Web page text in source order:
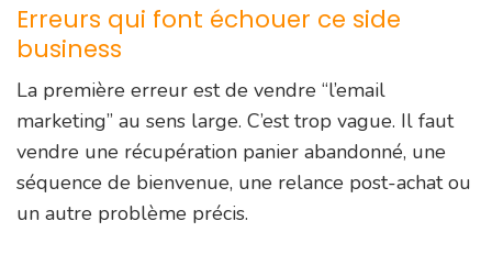
Erreurs qui font échouer ce side
business
La première erreur est de vendre “l’email
marketing” au sens large. C’est trop vague. Il faut
vendre une récupération panier abandonné, une
séquence de bienvenue, une relance post-achat ou
un autre problème précis.